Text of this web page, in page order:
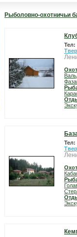
Рыболовно-охотничьи
Тел:
Тел: